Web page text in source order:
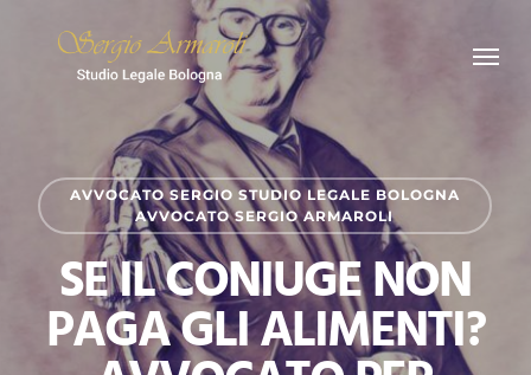
Menu
AVVOCATO SERGIO STUDIO LEGALE BOLOGNA
AVVOCATO SERGIO ARMAROLI
SE IL CONIUGE NON
PAGA GLI ALIMENTI?